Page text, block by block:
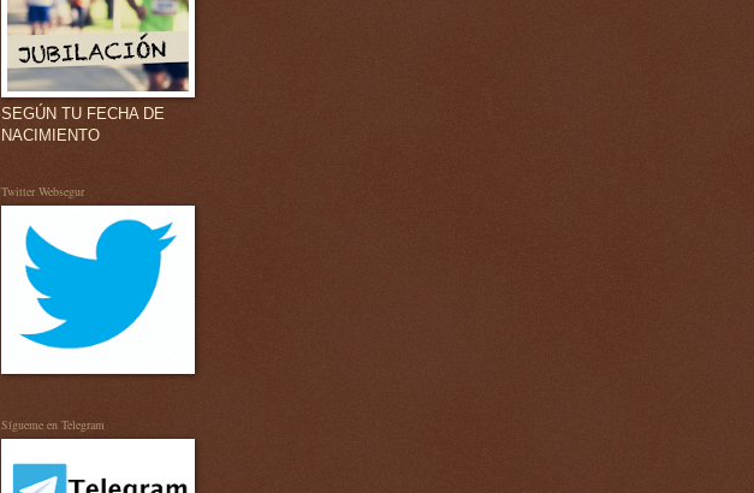
SEGÚN TU FECHA DE
NACIMIENTO
Twitter Websegur
Sígueme en Telegram